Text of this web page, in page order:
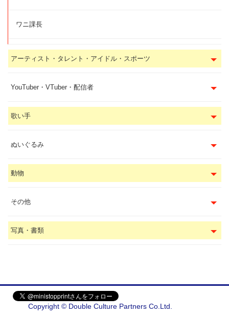
ワニ課長
アーティスト・タレント・アイドル・スポーツ
YouTuber・VTuber・配信者
歌い手
ぬいぐるみ
動物
その他
写真・書類
Copyright © Double Culture Partners Co.Ltd.